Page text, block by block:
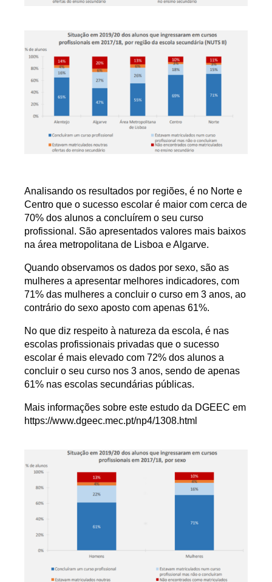
Analisando os resultados por regiões, é no Norte e
Centro que o sucesso escolar é maior com cerca de
70% dos alunos a concluírem o seu curso
profissional. São apresentados valores mais baixos
na área metropolitana de Lisboa e Algarve.
Quando observamos os dados por sexo, são as
mulheres a apresentar melhores indicadores, com
71% das mulheres a concluir o curso em 3 anos, ao
contrário do sexo aposto com apenas 61%.
No que diz respeito à natureza da escola, é nas
escolas profissionais privadas que o sucesso
escolar é mais elevado com 72% dos alunos a
concluir o seu curso nos 3 anos, sendo de apenas
61% nas escolas secundárias públicas.
Mais informações sobre este estudo da DGEEC em
https://www.dgeec.mec.pt/np4/1308.html